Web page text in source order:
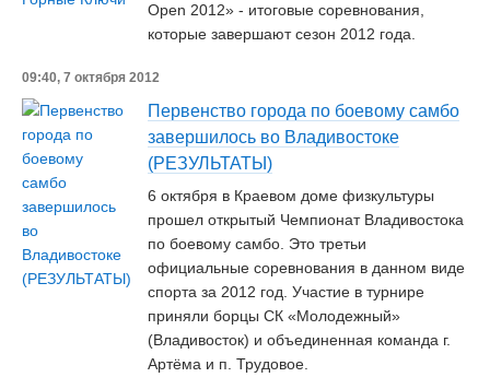
Open 2012» - итоговые соревнования,
которые завершают сезон 2012 года.
09:40, 7 октября 2012
Первенство города по боевому самбо
завершилось во Владивостоке
(РЕЗУЛЬТАТЫ)
6 октября в Краевом доме физкультуры
прошел открытый Чемпионат Владивостока
по боевому самбо. Это третьи
официальные соревнования в данном виде
спорта за 2012 год. Участие в турнире
приняли борцы СК «Молодежный»
(Владивосток) и объединенная команда г.
Артёма и п. Трудовое.